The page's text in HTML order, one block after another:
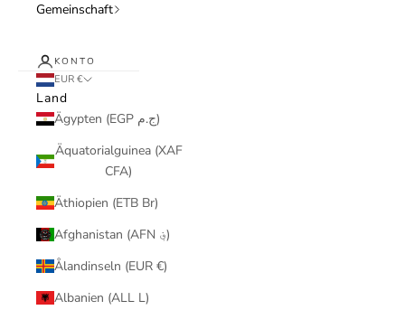
Gemeinschaft
KONTO
EUR €
Land
Ägypten (EGP ج.م)
Äquatorialguinea (XAF
CFA)
Äthiopien (ETB Br)
Afghanistan (AFN ؋)
Ålandinseln (EUR €)
Albanien (ALL L)